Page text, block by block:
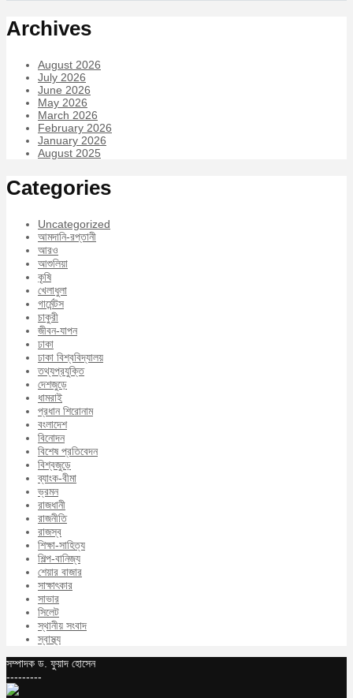
Archives
August 2026
July 2026
June 2026
May 2026
March 2026
February 2026
January 2026
August 2025
Categories
Uncategorized
আমদানি-রপ্তানী
আরও
আশুলিয়া
কৃষি
খেলাধুলা
গার্মেন্টস
চাকুরী
জীবন-যাপন
ঢাকা
ঢাকা বিশ্ববিদ্যালয়
তথ্যপ্রযুক্তি
দেশজুড়ে
ধামরাই
প্রধান শিরোনাম
বংলাদেশ
বিনোদন
বিশেষ প্রতিবেদন
বিশ্বজুড়ে
ব্যাংক-বীমা
ভ্রমন
রাজধানী
রাজনীতি
রাজস্ব
শিক্ষা-সাহিত্য
শিল্প-বানিজ্য
শেয়ার বাজার
সাক্ষাৎকার
সাভার
সিলেট
স্থানীয় সংবাদ
স্বাস্থ্য
সম্পাদক ড. ফুয়াদ হোসেন
---------